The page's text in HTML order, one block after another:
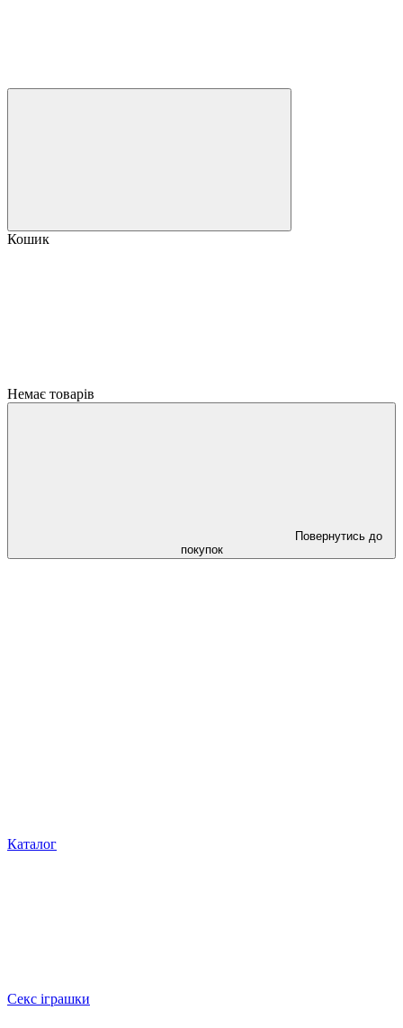
Кошик
Немає товарів
Повернутись до
покупок
Каталог
Секс іграшки